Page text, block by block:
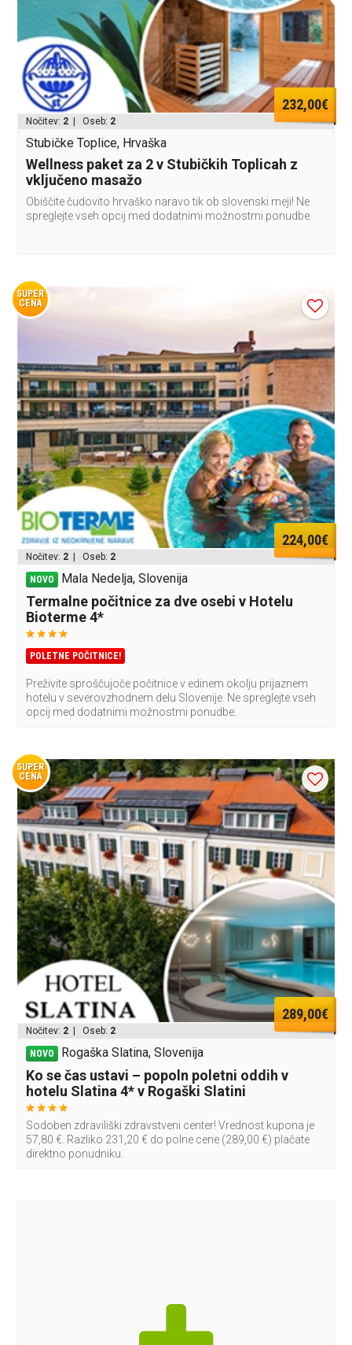
232,00€
Nočitev: 2 | Oseb: 2
Stubičke Toplice, Hrvaška
Wellness paket za 2 v Stubičkih Toplicah z
vključeno masažo
Obiščite čudovito hrvaško naravo tik ob slovenski meji! Ne
spreglejte vseh opcij med dodatnimi možnostmi ponudbe.
SUPER
CENA
224,00€
Nočitev: 2 | Oseb: 2
NOVO Mala Nedelja, Slovenija
Termalne počitnice za dve osebi v Hotelu
Bioterme 4*
POLETNE POČITNICE!
Preživite sproščujoče počitnice v edinem okolju prijaznem
hotelu v severovzhodnem delu Slovenije. Ne spreglejte vseh
opcij med dodatnimi možnostmi ponudbe.
SUPER
CENA
289,00€
Nočitev: 2 | Oseb: 2
NOVO Rogaška Slatina, Slovenija
Ko se čas ustavi – popoln poletni oddih v
hotelu Slatina 4* v Rogaški Slatini
Sodoben zdraviliški zdravstveni center! Vrednost kupona je
57,80 €. Razliko 231,20 € do polne cene (289,00 €) plačate
direktno ponudniku.